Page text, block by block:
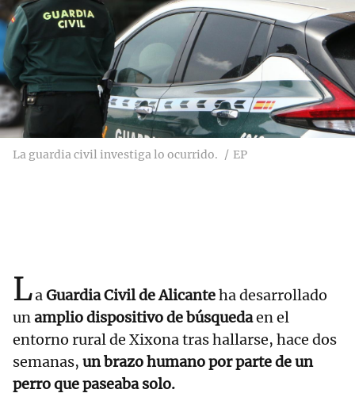
La guardia civil investiga lo ocurrido. EP
LaGuardia Civil de Alicanteha desarrollado
unamplio dispositivo de búsquedaen el
entorno rural de Xixona tras hallarse, hace dos
semanas, un brazo humano por parte de un
perro que paseaba solo.